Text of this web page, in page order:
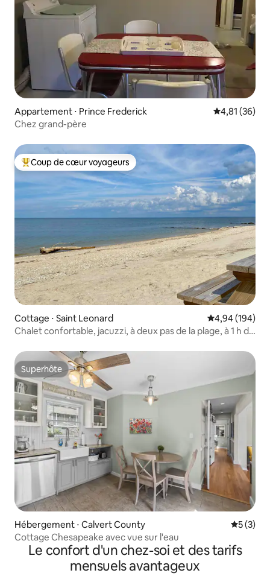
Appartement ⋅ Prince Frederick Évaluation
4,81 (36)
Chez grand-père
Coups de cœur voyageurs les plus appréciés
Coup de cœur voyageurs
Cottage ⋅ Saint Leonard Évaluation
4,94 (194)
Chalet confortable, jacuzzi, à deux pas de la plage, à 1 h de
Superhôte
Superhôte
Hébergement ⋅ Calvert County
5 (3)
Cottage Chesapeake avec vue sur l'eau
Le confort d'un chez-soi et des tarifs
mensuels avantageux